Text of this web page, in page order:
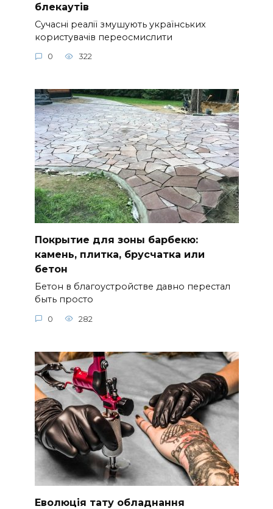
блекаутів
Сучасні реалії змушують українських
користувачів переосмислити
0 322
Покрытие для зоны барбекю:
камень, плитка, брусчатка или
бетон
Бетон в благоустройстве давно перестал
быть просто
0 282
Еволюція тату обладнання